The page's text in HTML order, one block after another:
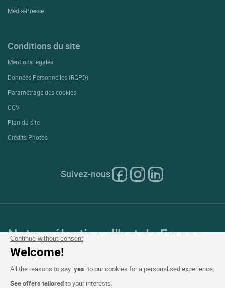
Continue without consent
Welcome!
All the reasons to say ‘yes’ to our cookies for a personalised experience:
See offers tailoredto your interests.
Média-Presse
Conditions du site
Mentions légales
Données Personnelles (RGPD)
Paramétrage des cookies
CGV
Plan du site
Crédits Photos
Suivez-nous
Notre sélection d'hotels France
et en Europe
Top Pays